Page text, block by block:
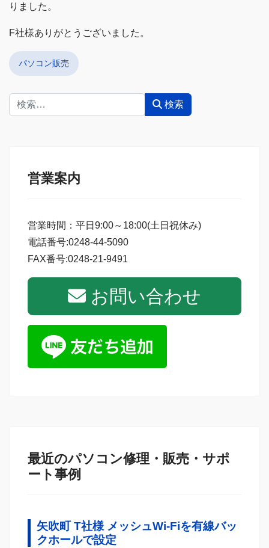
りました。
F社様ありがとうございました。
パソコン販売
検索 検索
営業案内
営業時間：平日9:00～18:00(土日祝休み)
電話番号:0248-44-5090
FAX番号:0248-21-9491
お問い合わせ
最近のパソコン修理・販売・サポ
ート事例
矢吹町 T社様 メッシュWi-Fiを有線バッ
クホールで設定